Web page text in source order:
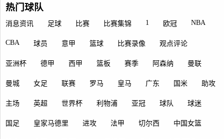
热门球队
消息资讯 足球 比赛 比赛集锦 1 欧冠 NBA
CBA 球员 意甲 篮球 比赛录像 观点评论
亚洲杯 德甲 西甲 篮板 赛季 阿森纳 曼联
曼城 女足 联赛 罗马 皇马 广东 国米 助攻
主场 英超 世界杯 利物浦 亚冠 球队 球迷
国足 皇家马德里 进攻 法甲 切尔西 中国女篮